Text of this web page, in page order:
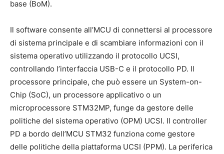
base (BoM).
Il software consente all’MCU di connettersi al processore
di sistema principale e di scambiare informazioni con il
sistema operativo utilizzando il protocollo UCSI,
controllando l’interfaccia USB-C e il protocollo PD. Il
processore principale, che può essere un System-on-
Chip (SoC), un processore applicativo o un
microprocessore STM32MP, funge da gestore delle
politiche del sistema operativo (OPM) UCSI. Il controller
PD a bordo dell’MCU STM32 funziona come gestore
delle politiche della piattaforma UCSI (PPM). La periferica